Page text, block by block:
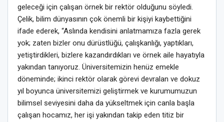
geleceği için çalışan örnek bir rektör olduğunu söyledi.
Çelik, bilim dünyasının çok önemli bir kişiyi kaybettiğini
ifade ederek, “Aslında kendisini anlatmamıza fazla gerek
yok; zaten bizler onu dürüstlüğü, çalışkanlığı, yaptıkları,
yetiştirdikleri, bizlere kazandırdıkları ve örnek aile hayatıyla
yakından tanıyoruz. Üniversitemizin henüz emekle
döneminde; ikinci rektör olarak görevi devralan ve dokuz
yıl boyunca üniversitemizi geliştirmek ve kurumumuzun
bilimsel seviyesini daha da yükseltmek için canla başla
çalışan hocamız, her işi yakından takip eden titiz bir